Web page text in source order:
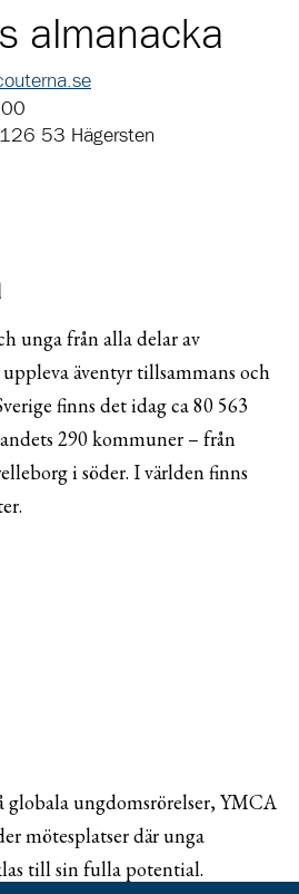
almanacka
53 Hägersten
unga från alla delar av
äventyr tillsammans och
finns det idag ca 80 563
290 kommuner – från
i söder. I världen finns
globala ungdomsrörelser, YMCA
mötesplatser där unga
till sin fulla potential.